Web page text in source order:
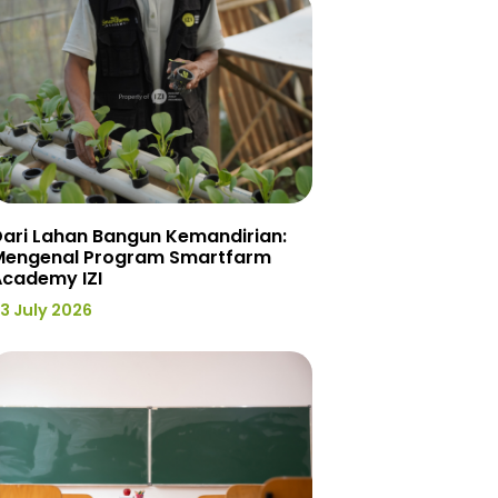
Lahan Bangun Kemandirian:
Program Smartfarm
IZI
July 2026